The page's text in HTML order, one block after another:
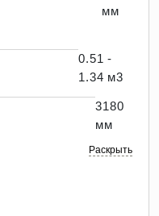
мм
0.51 -
1.34 м3
3180
мм
Раскрыть